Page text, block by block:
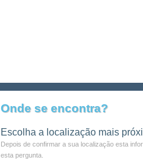
Onde se encontra?
Escolha a localização mais
Depois de confirmar a sua localização esta
esta pergunta.